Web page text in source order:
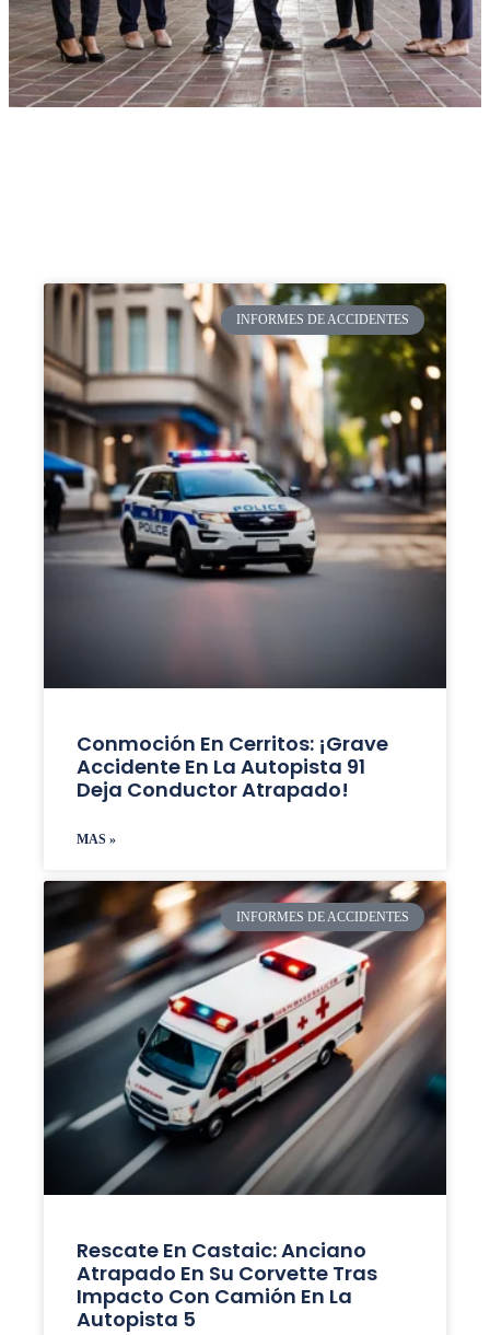
INFORMES DE ACCIDENTES
Conmoción En Cerritos: ¡Grave
Accidente En La Autopista 91
Deja Conductor Atrapado!
MAS »
INFORMES DE ACCIDENTES
Rescate En Castaic: Anciano
Atrapado En Su Corvette Tras
Impacto Con Camión En La
Autopista 5